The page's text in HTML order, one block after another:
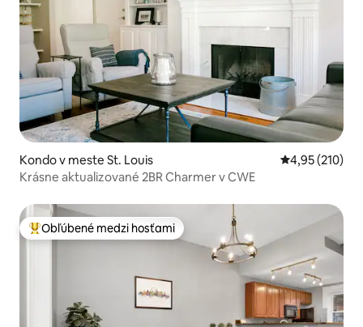
Kondo v meste St. Louis Priemerné
4,95 (210)
Krásne aktualizované 2BR Charmer v CWE
Najobľúbenejšie medzi hosťami
Obľúbené medzi hosťami